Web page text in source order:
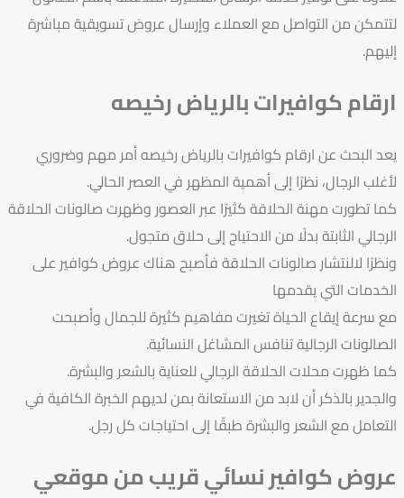
لتتمكن من التواصل مع العملاء وإرسال عروض تسويقية مباشرة
إليهم.
ارقام كوافيرات بالرياض رخيصه
يعد البحث عن ارقام كوافيرات بالرياض رخيصه أمر مهم وضروري
لأغلب الرجال، نظرًا إلى أهمية المظهر في العصر الحالي.
كما تطورت مهنة الحلاقة كثيرًا عبر العصور وظهرت صالونات الحلاقة
الرجالي الثابتة بدلًا من الاحتياج إلى حلاق متجول.
ونظرًا لالنتشار صالونات الحلاقة فأصبح هناك عروض كوافير على
الخدمات التي يقدمها
مع سرعة إيقاع الحياة تغيرت مفاهيم كثيرة للجمال وأصبحت
الصالونات الرجالية تنافس المشاغل النسائية.
كما ظهرت محلات الحلاقة الرجالي للعناية بالشعر والبشرة.
والجدير بالذكر أن لابد من الاستعانة بمن لديهم الخبرة الكافية في
التعامل مع الشعر والبشرة طبقًا إلى احتياجات كل رجل.
عروض كوافير نسائي قريب من موقعي